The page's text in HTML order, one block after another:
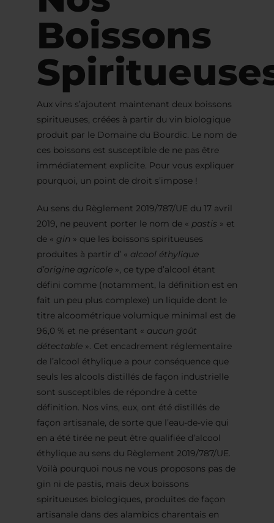
Boissons
Aux vins s’ajoutent maintenant deux boissons
spiritueuses, créées à partir du vin biologique
produit par le Domaine du Bourdic. Le nom de
ces boissons est susceptible de ne pas être
immédiatement explicite. Pour vous expliquer
pourquoi, un point de droit s’impose !
Au sens du Règlement 2019/787/UE du 17 avril
2019, ne peuvent porter le nom de « pastis » et
de « gin » que les boissons spiritueuses
produites à partir d’ « alcool éthylique
d’origine agricole », ce type d’alcool étant
défini comme (notamment, la définition est en
fait un peu plus complexe) un liquide dont le
titre alcoométrique volumique minimal est de
96,0 % et ne présentant « aucun goût
détectable ». Cet encadrement réglementaire
de l’alcool éthylique a pour conséquence que
seuls les alcools distillés de façon industrielle
sont susceptibles de répondre à cette
définition. Nos vins, eux, ont été distillés de
façon artisanale, de sorte que l’eau-de-vie qui
en a été tirée ne peut être qualifiée d’alcool
éthylique au sens du Règlement 2019/787/UE.
Voilà pourquoi nous ne vous proposons pas de
gin ni de pastis, mais deux boissons
spiritueuses biologiques, produites de façon
artisanale dans des alambics charentais en